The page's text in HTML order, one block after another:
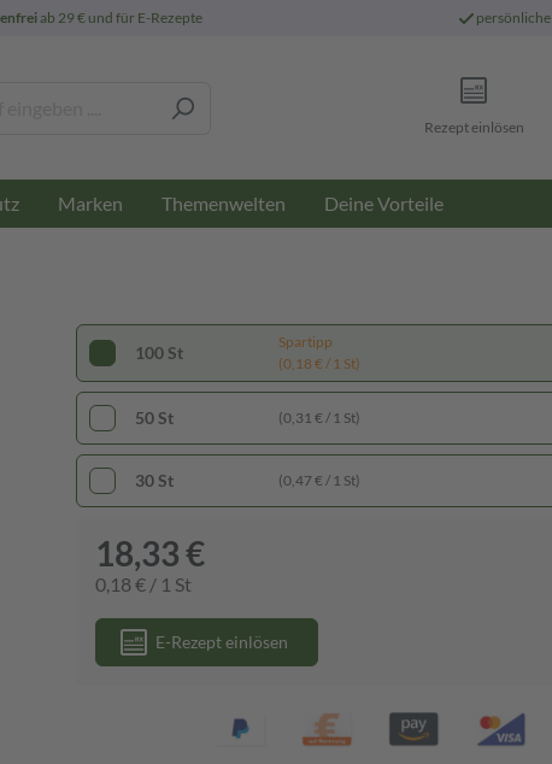
ab 29 € und für E-Rezepte persönliche
Rezept einlösen
Marken Themenwelten Deine Vorteile
100 St
Spartipp
(0,18 € / 1 St)
50 St (0,31 € / 1 St)
30 St (0,47 € / 1 St)
18,33 €
0,18 € / 1 St
E-Rezept einlösen